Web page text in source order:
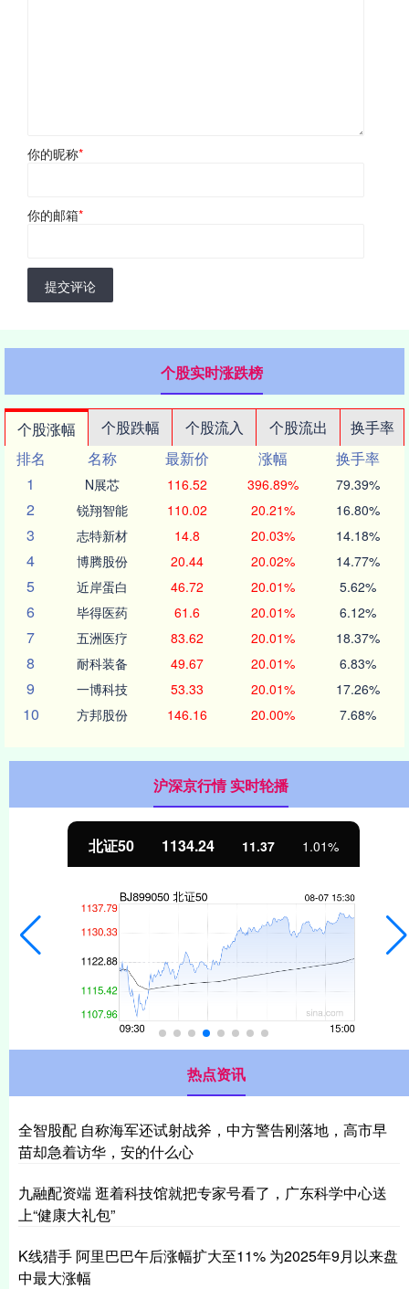
你的昵称*
你的邮箱*
提交评论
个股实时涨跌榜
个股涨幅 个股跌幅 个股流入 个股流出
换手率
排名
名称 最新价 涨幅
换手率
1
N展芯 116.52 396.89% 79.39%
2 锐翔智能 110.02 20.21% 16.80%
3 志特新材 14.8 20.03% 14.18%
4 博腾股份 20.44 20.02% 14.77%
5 近岸蛋白 46.72 20.01% 5.62%
6 毕得医药 61.6 20.01% 6.12%
7 五洲医疗 83.62 20.01% 18.37%
8 耐科装备 49.67 20.01% 6.83%
9 一博科技 53.33 20.01% 17.26%
10 方邦股份 146.16 20.00% 7.68%
沪深京行情 实时轮播
北证50 1134.24 11.37 1.01%
热点资讯
全智股配 自称海军还试射战斧，中方警告刚落地，高市早
苗却急着访华，安的什么心
九融配资端 逛着科技馆就把专家号看了，广东科学中心送
上“健康大礼包”
K线猎手 阿里巴巴午后涨幅扩大至11% 为2025年9月以来盘
中最大涨幅